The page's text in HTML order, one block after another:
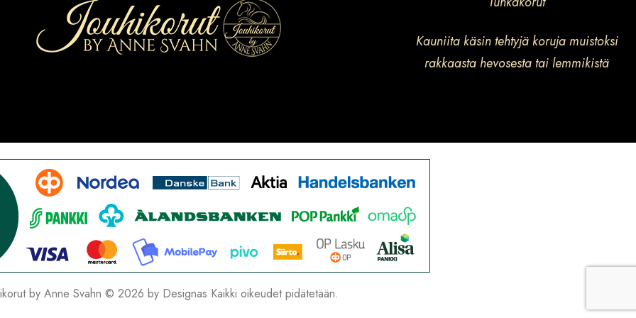
Kauniita käsin tehtyjä koruja muistoksi
rakkaasta hevosesta tai lemmikistä
by Anne Svahn © 2026 by Designas Kaikki oikeudet pidätetään.